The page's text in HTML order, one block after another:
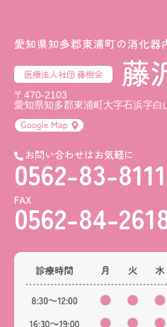
愛知県知多郡東浦町の消化器
医療法人社団 藤樹会 藤
〒470-2103
愛知県知多郡東浦町大字石浜字白
お問い合わせはお気軽に
0562-83-8111
FAX
0562-84-